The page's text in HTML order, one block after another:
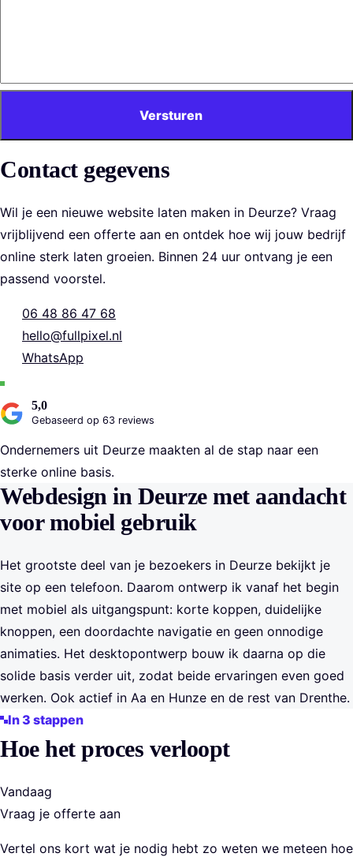
Versturen
Contact gegevens
Wil je een nieuwe website laten maken in Deurze? Vraag
vrijblijvend een offerte aan en ontdek hoe wij jouw bedrijf
online sterk laten groeien. Binnen 24 uur ontvang je een
passend voorstel.
06 48 86 47 68
hello@fullpixel.nl
WhatsApp
5,0
Gebaseerd op 63 reviews
Ondernemers uit Deurze maakten al de stap naar een
sterke online basis.
Webdesign in Deurze met aandacht
voor mobiel gebruik
Het grootste deel van je bezoekers in Deurze bekijkt je
site op een telefoon. Daarom ontwerp ik vanaf het begin
met mobiel als uitgangspunt: korte koppen, duidelijke
knoppen, een doordachte navigatie en geen onnodige
animaties. Het desktopontwerp bouw ik daarna op die
solide basis verder uit, zodat beide ervaringen even goed
werken. Ook actief in Aa en Hunze en de rest van Drenthe.
In 3 stappen
Hoe het proces verloopt
Vandaag
Vraag je offerte aan
Vertel ons kort wat je nodig hebt zo weten we meteen hoe